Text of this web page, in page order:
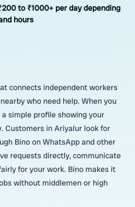
to ₹1000+ per day depending
hours
connects independent workers
who need help. When you
simple profile showing your
Customers in Ariyalur look for
Bino on WhatsApp and other
requests directly, communicate
for your work. Bino makes it
without middlemen or high